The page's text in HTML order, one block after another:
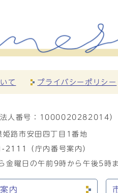
て プライバシーポリシー
法人番号： 1000020282014）
路市安田四丁目1番地
2111
（庁内番号案内）
金曜日の午前9時から午後5
内